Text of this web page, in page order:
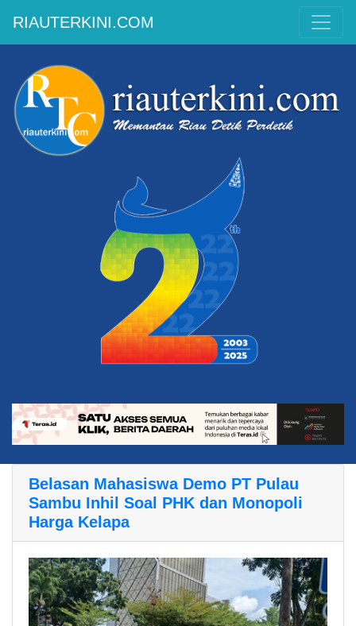
RIAUTERKINI.COM
Belasan Mahasiswa Demo PT Pulau
Sambu Inhil Soal PHK dan Monopoli
Harga Kelapa